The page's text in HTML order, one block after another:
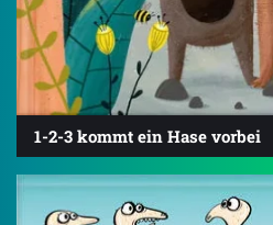
1-2-3 kommt ein Hase vorbei